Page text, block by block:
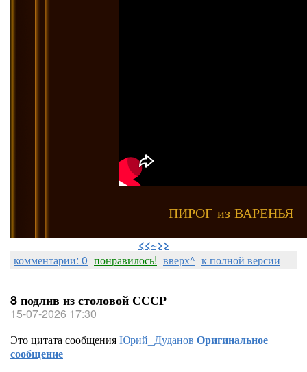
ПИРОГ из ВАРЕНЬЯ
<<~>>
комментарии: 0 понравилось! вверх^ к полной версии
8 подлив из столовой СССР
15-07-2026 17:30
Это цитата сообщенияЮрий_Дуданов Оригинальное
сообщение